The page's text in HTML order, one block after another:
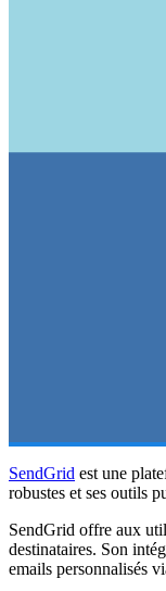
SendGrid est une
robustes et ses outils
SendGrid offre aux
destinataires. Son
emails personnalisés